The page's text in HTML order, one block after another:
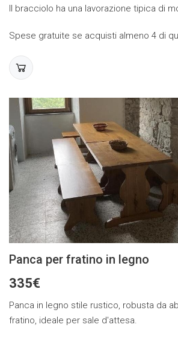
Il bracciolo ha una lavorazione tipica di
Spese gratuite se acquisti almeno 4 di
Panca per fratino in legno
335€
Panca in legno stile rustico, robusta da
fratino, ideale per sale d'attesa.